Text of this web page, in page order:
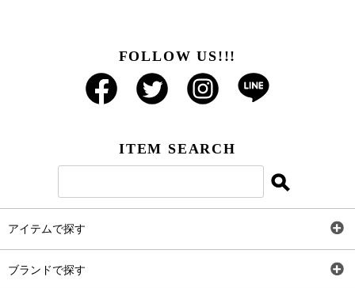
FOLLOW US!!!
ITEM SEARCH
アイテムで探す
ブランドで探す